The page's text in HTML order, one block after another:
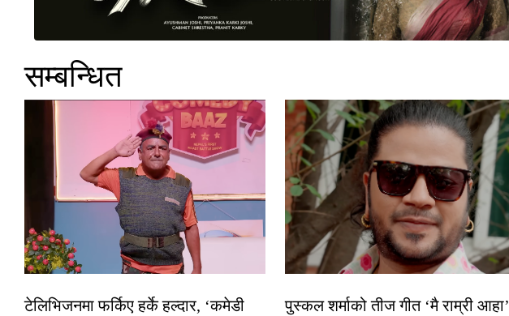
सम्बन्धित
टेलिभिजनमा फर्किए हर्के हल्दार, ‘कमेडी
पुस्कल शर्माको तीज गीत ‘मै राम्री आहा’